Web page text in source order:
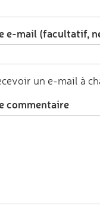
e-mail (facultatif,
un e-mail à
commentaire